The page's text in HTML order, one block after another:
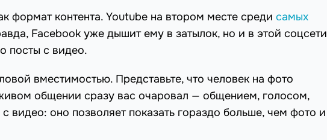
формат контента. Youtube на втором месте среди самых
Facebook уже дышит ему в затылок, но и в этой соцсети
посты с видео.
вместимостью. Представьте, что человек на фото
общении сразу вас очаровал — общением, голосом,
видео: оно позволяет показать гораздо больше, чем фото и